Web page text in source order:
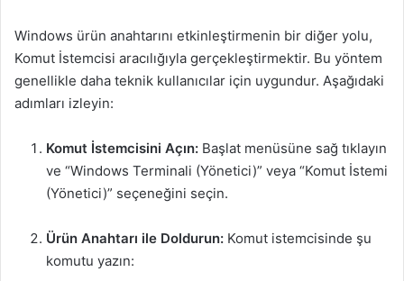
Windows ürün anahtarını etkinleştirmenin bir diğer yolu,
Komut İstemcisi aracılığıyla gerçekleştirmektir. Bu yöntem
genellikle daha teknik kullanıcılar için uygundur. Aşağıdaki
adımları izleyin:
Komut İstemcisini Açın: Başlat menüsüne sağ tıklayın
ve “Windows Terminali (Yönetici)” veya “Komut İstemi
(Yönetici)” seçeneğini seçin.
Ürün Anahtarı ile Doldurun: Komut istemcisinde şu
komutu yazın: